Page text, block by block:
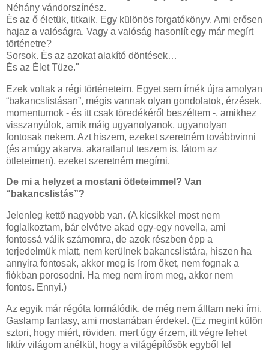
Néhány vándorszínész.
És az ő életük, titkaik. Egy különös forgatókönyv. Ami erősen
hajaz a valóságra. Vagy a valóság hasonlít egy már megírt
történetre?
Sorsok. És az azokat alakító döntések…
És az Élet Tüze."
Ezek voltak a régi történeteim. Egyet sem írnék újra amolyan
“bakancslistásan”, mégis vannak olyan gondolatok, érzések,
momentumok - és itt csak töredékéről beszéltem -, amikhez
visszanyúlok, amik máig ugyanolyanok, ugyanolyan
fontosak nekem. Azt hiszem, ezeket szeretném továbbvinni
(és amúgy akarva, akaratlanul teszem is, látom az
ötleteimen), ezeket szeretném megírni.
De mi a helyzet a mostani ötleteimmel? Van
“bakancslistás”?
Jelenleg kettő nagyobb van. (A kicsikkel most nem
foglalkoztam, bár elvétve akad egy-egy novella, ami
fontossá válik számomra, de azok részben épp a
terjedelmük miatt, nem kerülnek bakancslistára, hiszen ha
annyira fontosak, akkor meg is írom őket, nem fognak a
fiókban porosodni. Ha meg nem írom meg, akkor nem
fontos. Ennyi.)
Az egyik már régóta formálódik, de még nem álltam neki írni.
Gaslamp fantasy, ami mostanában érdekel. (Ez megint külön
sztori, hogy miért, röviden, mert úgy érzem, itt végre lehet
fiktív világom anélkül, hogy a világépítősök egyből fel